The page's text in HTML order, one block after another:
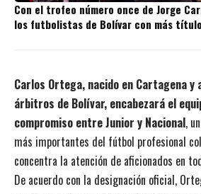
Con el trofeo número once de Jorge
los futbolistas de Bolívar con más
Carlos Ortega, nacido en Cartagena
árbitros de Bolívar, encabezará el
compromiso entre Junior y Nacional,
más importantes del fútbol profesional
concentra la atención de aficionados en
De acuerdo con la designación oficial,